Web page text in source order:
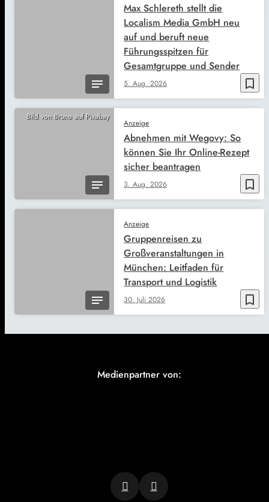
bookmark_border
5. Aug. 2026
Max Schlereth stellt die
Localism Media GmbH neu
auf und beruft neue
Führungsspitzen für
Gesamtgruppe und Sender
Bild von Bruno auf Pixabay
bookmark_border
Anzeige
3. Aug. 2026
Abnehmen mit Wegovy: So
können Sie Ihr Online-Rezept
sicher beantragen
bookmark_border
Anzeige
30. Juli 2026
Gruppenreisen zu
Großveranstaltungen in
München: Leitfaden für
Transport und Logistik
Medienpartner von: